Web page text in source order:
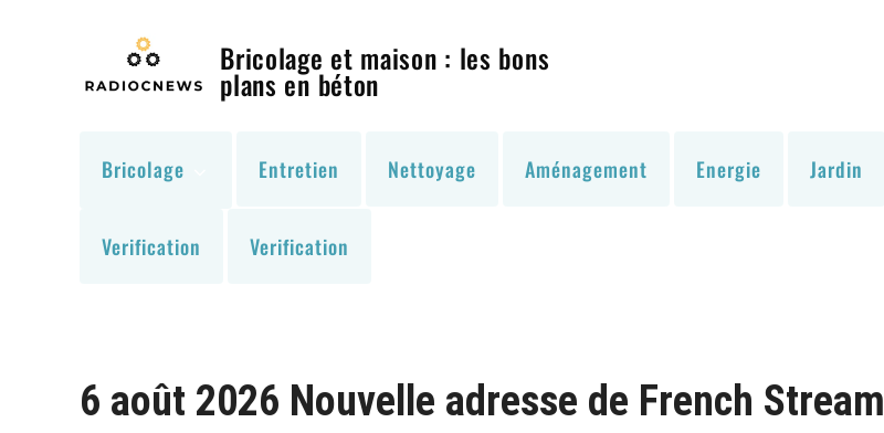
Bricolage et maison : les bons
plans en béton
Bricolage Entretien Nettoyage Aménagement Energie Jardin
Verification Verification
6 août 2026 Nouvelle adresse de French Stream